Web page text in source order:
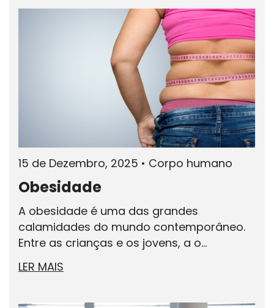
15 de Dezembro, 2025 • Corpo humano
Obesidade
A obesidade é uma das grandes
calamidades do mundo contemporâneo.
Entre as crianças e os jovens, a o...
LER MAIS